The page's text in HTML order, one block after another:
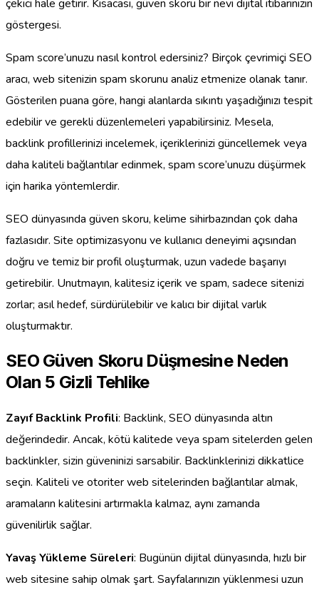
çekici hale getirir. Kısacası, güven skoru bir nevi dijital itibarınızın
göstergesi.
Spam score’unuzu nasıl kontrol edersiniz? Birçok çevrimiçi SEO
aracı, web sitenizin spam skorunu analiz etmenize olanak tanır.
Gösterilen puana göre, hangi alanlarda sıkıntı yaşadığınızı tespit
edebilir ve gerekli düzenlemeleri yapabilirsiniz. Mesela,
backlink profillerinizi incelemek, içeriklerinizi güncellemek veya
daha kaliteli bağlantılar edinmek, spam score’unuzu düşürmek
için harika yöntemlerdir.
SEO dünyasında güven skoru, kelime sihirbazından çok daha
fazlasıdır. Site optimizasyonu ve kullanıcı deneyimi açısından
doğru ve temiz bir profil oluşturmak, uzun vadede başarıyı
getirebilir. Unutmayın, kalitesiz içerik ve spam, sadece sitenizi
zorlar; asıl hedef, sürdürülebilir ve kalıcı bir dijital varlık
oluşturmaktır.
SEO Güven Skoru Düşmesine Neden
Olan 5 Gizli Tehlike
Zayıf Backlink Profili: Backlink, SEO dünyasında altın
değerindedir. Ancak, kötü kalitede veya spam sitelerden gelen
backlinkler, sizin güveninizi sarsabilir. Backlinklerinizi dikkatlice
seçin. Kaliteli ve otoriter web sitelerinden bağlantılar almak,
aramaların kalitesini artırmakla kalmaz, aynı zamanda
güvenilirlik sağlar.
Yavaş Yükleme Süreleri: Bugünün dijital dünyasında, hızlı bir
web sitesine sahip olmak şart. Sayfalarınızın yüklenmesi uzun